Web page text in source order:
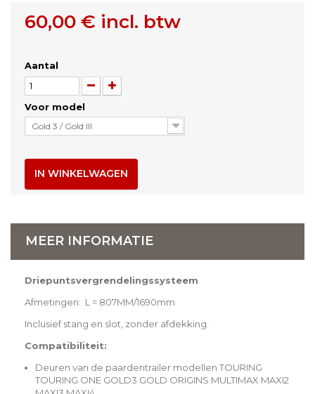
60,00 € incl. btw
Aantal
Voor model
Gold 3 / Gold III
IN WINKELWAGEN
MEER INFORMATIE
Driepuntsvergrendelingssysteem
Afmetingen: L = 807MM/1690mm
Inclusief stang en slot, zonder afdekking.
Compatibiliteit:
Deuren van de paardentrailer modellen TOURING
TOURING ONE GOLD3 GOLD ORIGINS MULTIMAX MAXI2